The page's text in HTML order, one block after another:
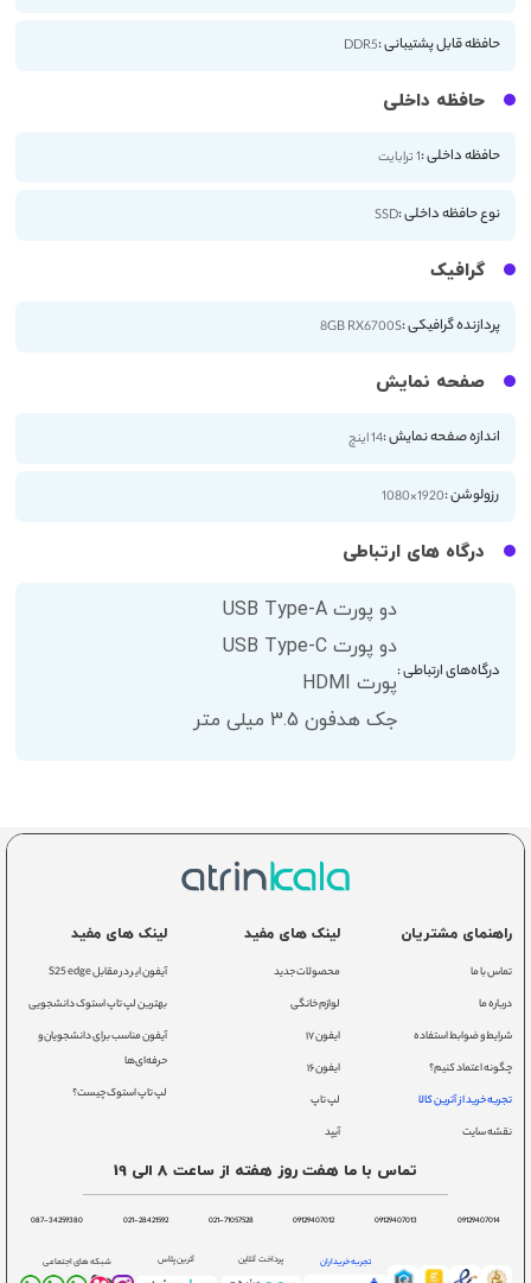
حافظه قابل پشتیبانی :DDR5
حافظه داخلی
حافظه داخلی :1 ترابایت
نوع حافظه داخلی :SSD
گرافیک
پردازنده گرافیکی :8GB RX6700S
صفحه نمایش
اندازه صفحه نمایش :14 اینچ
رزولوشن :1920×1080
درگاه های ارتباطی
درگاه‌های ارتباطی :
دو پورت USB Type-A
دو پورت USB Type-C
پورت HDMI
جک هدفون 3.5 میلی متر
راهنمای مشتریان
تماس با ما
درباره ما
شرایط و ضوابط استفاده
چگونه اعتماد کنیم؟
تجربه خرید از آترین کالا
نقشه سایت
لینک های مفید
محصولات جدید
لوازم خانگی
ایفون ۱۷
ایفون ۱۶
لپ تاپ
آیپد
لینک های مفید
آیفون ایر در مقابل S25 edge
بهترین لپ تاپ استوک دانشجویی
آیفون مناسب برای دانشجویان و
حرفه‌ای‌ها
لپ تاپ استوک چیست؟
تماس با ما هفت روز هفته از ساعت 8 الی 19
09129407014
09129407013
09129407012
021-71057528
021-28421592
087-34259380
تجربه خریداران پرداخت آنلاین آترین پلاس شبکه های اجتماعی